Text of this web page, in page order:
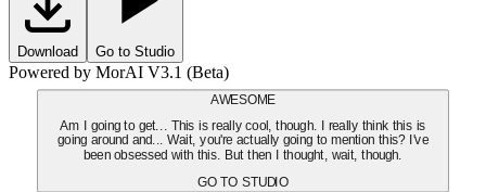
Download Go to Studio
Powered by MorAI V3.1 (Beta)
AWESOME
Am I going to get... This is really cool, though. I really think this is
going around and... Wait, you're actually going to mention this? I've
been obsessed with this. But then I thought, wait, though.
GO TO STUDIO